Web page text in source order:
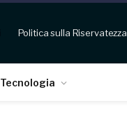
Politica sulla Riservatezza
Tecnologia